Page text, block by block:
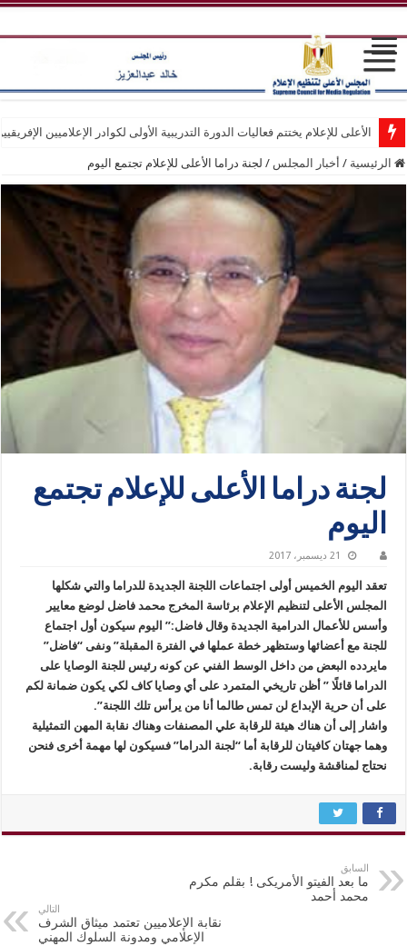
الأعلى للإعلام يختتم فعاليات الدورة التدريبية الأولى لكوادر الإعلاميين
الرئيسية / أخبار المجلس / لجنة دراما الأعلى للإعلام تجتمع اليوم
لجنة دراما الأعلى للإعلام تجتمع
اليوم
21 ديسمبر، 2017
تعقد اليوم الخميس أولى اجتماعات اللجنة الجديدة للدراما والتي شكلها
المجلس الأعلى لتنظيم الإعلام برئاسة المخرج محمد فاضل لوضع معايير
وأسس للأعمال الدرامية الجديدة وقال فاضل:” اليوم سيكون أول اجتماع
للجنة مع أعضائها وستظهر خطة عملها في الفترة المقبلة” ونفى “فاضل”
مايردده البعض من داخل الوسط الفني عن كونه رئيس للجنة الوصايا على
الدراما قائلًا ” أظن تاريخي المتمرد على أي وصايا كاف لكي يكون ضمانة لكم
على أن حرية الإبداع لن تمس طالما أنا من يرأس تلك اللجنة”.
واشار إلى أن هناك هيئة للرقابة علي المصنفات وهناك نقابة المهن التمثيلية
وهما جهتان كافيتان للرقابة أما “لجنة الدراما” فسيكون لها مهمة أخرى فنحن
نحتاج لمناقشة وليست رقابة.
السابق
ما بعد الفيتو الأمريكى ! بقلم مكرم
محمد أحمد
التالي
نقابة الإعلاميين تعتمد ميثاق الشرف
الإعلامي ومدونة السلوك المهني